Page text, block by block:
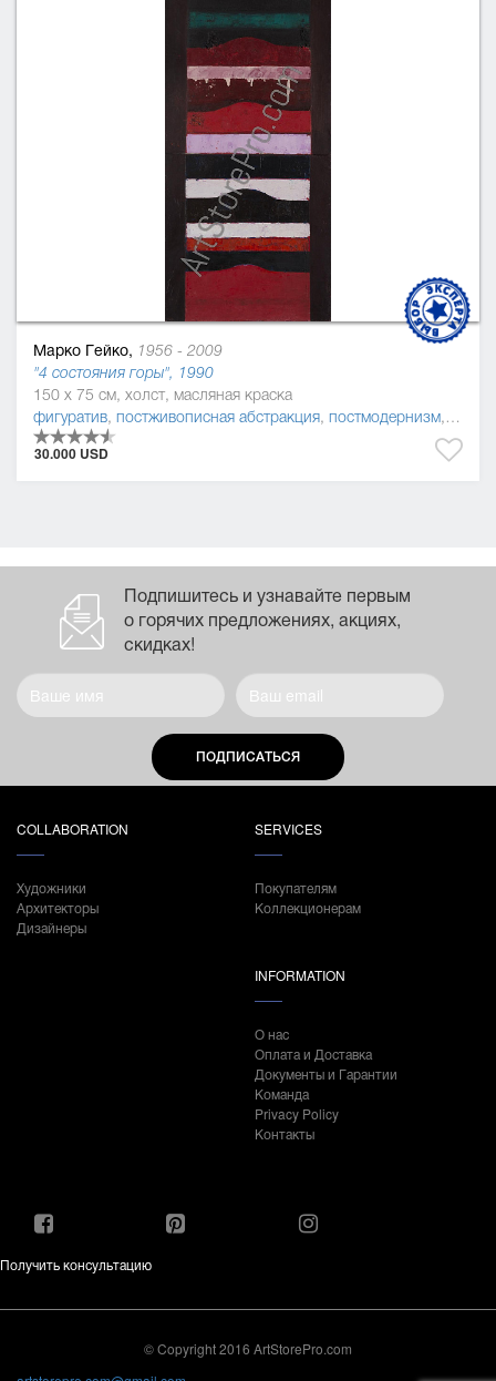
Марко Гейко, 1956 - 2009
"4 состояния горы", 1990
150 x 75 см, холст, масляная краска
фигуратив, постживописная абстракция, постмодернизм,
30.000 USD
Подпишитесь и узнавайте первым
о горячих предложениях, акциях,
скидках!
ПОДПИСАТЬСЯ
COLLABORATION
Художники
Архитекторы
Дизайнеры
SERVICES
Покупателям
Коллекционерам
INFORMATION
О нас
Оплата и Доставка
Документы и Гарантии
Команда
Privacy Policy
Контакты
Получить консультацию
© Copyright 2016 ArtStorePro.com